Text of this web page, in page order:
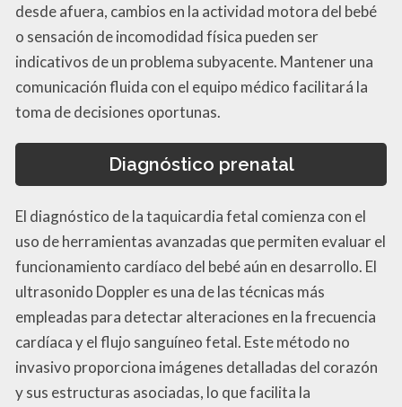
desde afuera, cambios en la actividad motora del bebé
o sensación de incomodidad física pueden ser
indicativos de un problema subyacente. Mantener una
comunicación fluida con el equipo médico facilitará la
toma de decisiones oportunas.
Diagnóstico prenatal
El diagnóstico de la taquicardia fetal comienza con el
uso de herramientas avanzadas que permiten evaluar el
funcionamiento cardíaco del bebé aún en desarrollo. El
ultrasonido Doppler es una de las técnicas más
empleadas para detectar alteraciones en la frecuencia
cardíaca y el flujo sanguíneo fetal. Este método no
invasivo proporciona imágenes detalladas del corazón
y sus estructuras asociadas, lo que facilita la